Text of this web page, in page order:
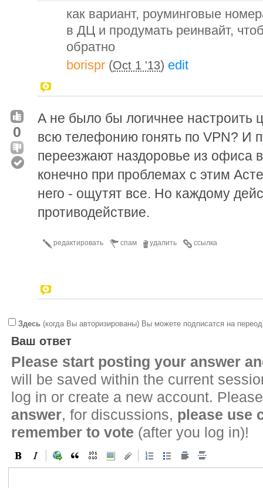
как вариант, роуминговые
в ДЦ и продумать реинвайт,
обратно
borispr (Oct 1 '13) edit
0
А не было бы логичнее настроить
всю телефонию гонять по VPN? И
переезжают наздоровье из офиса
конечно при проблемах с этим
него - ощутят все. Но каждому
противодействие.
ссылка
удалить
спам
редактировать
Здесь (когда Вы авторизированы) Вы можете подписатся на
Ваш ответ
Please start posting your answer
will be saved within the current
log in or create a new account.
answer, for discussions, please use
remember to vote (after you log in)!